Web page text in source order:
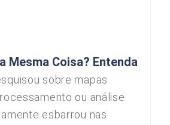
Mesma Coisa? Entenda
sobre mapas
ou análise
esbarrou nas